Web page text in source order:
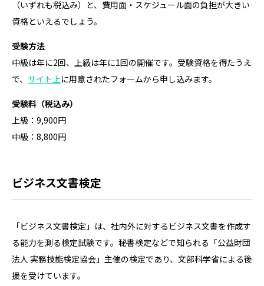
（いずれも税込み）と、費用面・スケジュール面の負担が大きい
資格といえるでしょう。
受験方法
中級は年に2回、上級は年に1回の開催です。受験資格を得たうえ
で、 サイト上に用意されたフォームから申し込みます。
受験料（税込み）
上級：9,900円
中級：8,800円
ビジネス文書検定
「ビジネス文書検定」は、社内外に対するビジネス文書を作成す
る能力を測る検定試験です。秘書検定などで知られる「公益財団
法人 実務技能検定協会」主催の検定であり、文部科学省による後
援を受けています。